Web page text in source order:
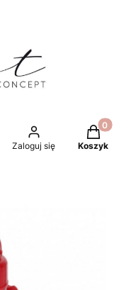
Zaloguj się Koszyk